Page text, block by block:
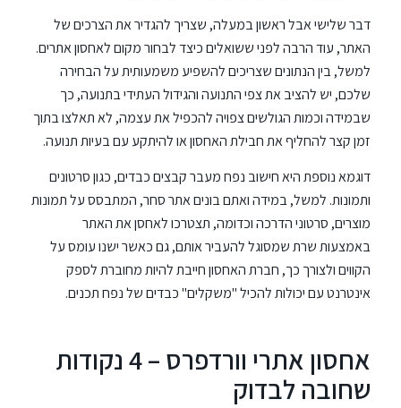
דבר שלישי אבל ראשון במעלה, שצריך להגדיר את הצרכים של
האתר, עוד הרבה לפני ששואלים כיצד לבחור מקום לאחסון אתרים.
למשל, בין הנתונים שצריכים להשפיע משמעותית על הבחירה
שלכם, יש להציב את צפי התנועה והגידול העתידי בתנועה, כך
שבמידה וכמות הגולשים צפויה להכפיל את עצמה, לא תאלצו בתוך
זמן קצר להחליף את חבילת האחסון או להיתקע עם בעיות תנועה.
דוגמא נוספת היא חישוב נפח מעבר קבצים כבדים, כגון סרטונים
ותמונות. למשל, במידה ואתם בונים אתר סחר, המתבסס על תמונות
מוצרים, סרטוני הדרכה וכדומה, תצטרכו לאחסן את האתר
באמצעות שרת שמסוגל להעביר אותם, גם כאשר ישנו עומס על
הקווים ולצורך כך, חברת האחסון חייבת להיות מחוברת לספק
אינטרנט עם יכולות להכיל "משקלים" כבדים של נפח תכנים.
אחסון אתרי וורדפרס – 4 נקודות
שחובה לבדוק